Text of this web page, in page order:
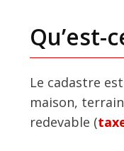
Qu’est-
Le cadastre
maison,
redevable (